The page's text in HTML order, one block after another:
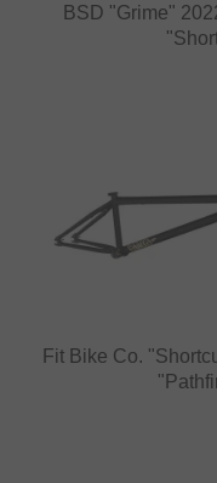
BSD "Grime"
Fit Bike Co.